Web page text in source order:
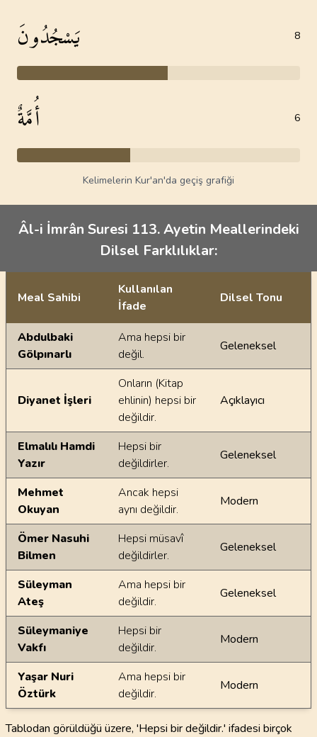
يَسْجُدُونَ 8
أُمَّةٌ 6
Kelimelerin Kur'an'da geçiş grafiği
Âl-i İmrân Suresi 113. Ayetin Meallerindeki
Dilsel Farklılıklar:
Ayetin meallerindeki dilsel farklılıklar
Meal Sahibi
Kullanılan
İfade
Dilsel Tonu
Abdulbaki
Gölpınarlı
Ama hepsi bir
değil.
Geleneksel
Diyanet İşleri
Onların (Kitap
ehlinin) hepsi bir
değildir.
Açıklayıcı
Elmalılı Hamdi
Yazır
Hepsi bir
değildirler.
Geleneksel
Mehmet
Okuyan
Ancak hepsi
aynı değildir.
Modern
Ömer Nasuhi
Bilmen
Hepsi müsavî
değildirler.
Geleneksel
Süleyman
Ateş
Ama hepsi bir
değildir.
Geleneksel
Süleymaniye
Vakfı
Hepsi bir
değildir.
Modern
Yaşar Nuri
Öztürk
Ama hepsi bir
değildir.
Modern
Tablodan görüldüğü üzere, 'Hepsi bir değildir.' ifadesi birçok